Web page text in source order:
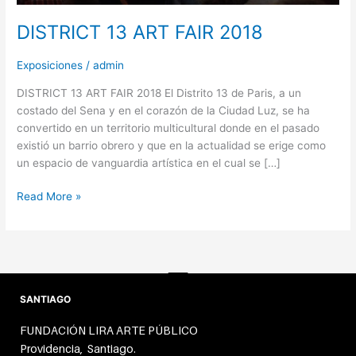
DISTRICT 13 ART FAIR 2018
Exposiciones /admin
DISTRICT 13 ART FAIR 2018 El Distrito 13 de Paris, a un
costado del Sena y en el corazón de la Ciudad Luz, se ha
convertido en un territorio multicultural donde en el pasado
existió un barrio obrero y que en la actualidad se erige como
un espacio de vanguardia artística en el cual se […]
Read More »
SANTIAGO
FUNDACIÓN LIRA ARTE PÚBLICO
Providencia, Santiago.